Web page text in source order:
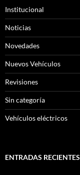
Institucional
Noticias
Novedades
Nuevos Vehículos
Revisiones
Sin categoría
Vehículos eléctricos
ENTRADAS RECIENTES